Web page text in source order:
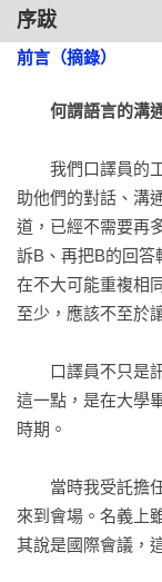
「不沈空母」事件
村松增美的紙條
以紫式部轉換莎士比
笑話，是口譯員的大
序跋
前言（摘錄）
何謂語言的溝
我們口譯員的工
助他們的對話、溝
道，已經不需要再
訴B、再把B的回答
在不大可能重複相
至少，應該不至於
口譯員不只是訊
這一點，是在大學
時期。
當時我受託擔任
來到會場。名義上
其說是國際會議，